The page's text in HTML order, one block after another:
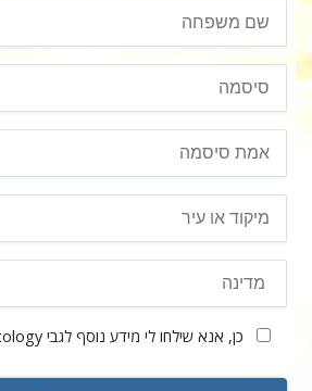
כן, אנא שילחו לי מידע נוסף לגבי Scientology.